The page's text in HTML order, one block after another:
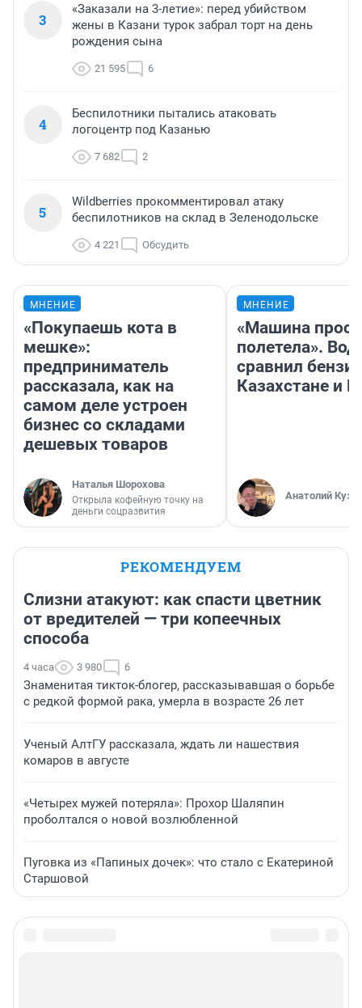
3
«Заказали на 3-летие»: перед убийством
жены в Казани турок забрал торт на день
рождения сына
21 595 6
4
Беспилотники пытались атаковать
логоцентр под Казанью
7 682 2
5
Wildberries прокомментировал атаку
беспилотников на склад в Зеленодольске
4 221 Обсудить
МНЕНИЕ
«Покупаешь кота в
мешке»:
предприниматель
рассказала, как на
самом деле устроен
бизнес со складами
дешевых товаров
Наталья Шорохова
Открыла кофейную точку на
деньги соцразвития
МНЕНИЕ
«Машина
полетела».
сравнил
Казахстане и
Анатолий
РЕКОМЕНДУЕМ
Слизни атакуют: как спасти цветник
от вредителей — три копеечных
способа
4 часа 3 980 6
Знаменитая тикток-блогер, рассказывавшая о борьбе
с редкой формой рака, умерла в возрасте 26 лет
Ученый АлтГУ рассказала, ждать ли нашествия
комаров в августе
«Четырех мужей потеряла»: Прохор Шаляпин
проболтался о новой возлюбленной
Пуговка из «Папиных дочек»: что стало с Екатериной
Старшовой